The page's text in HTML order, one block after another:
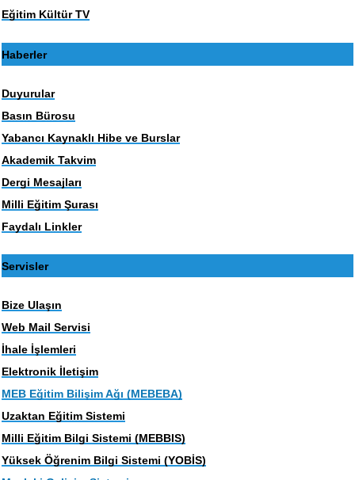
Eğitim Kültür TV
Haberler
Duyurular
Basın Bürosu
Yabancı Kaynaklı Hibe ve Burslar
Akademik Takvim
Dergi Mesajları
Milli Eğitim Şurası
Faydalı Linkler
Servisler
Bize Ulaşın
Web Mail Servisi
İhale İşlemleri
Elektronik İletişim
MEB Eğitim Bilişim Ağı (MEBEBA)
Uzaktan Eğitim Sistemi
Milli Eğitim Bilgi Sistemi (MEBBIS)
Yüksek Öğrenim Bilgi Sistemi (YOBİS)